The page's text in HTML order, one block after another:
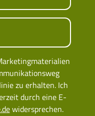
zu erhalten. Ich
durch eine E-
widersprechen.